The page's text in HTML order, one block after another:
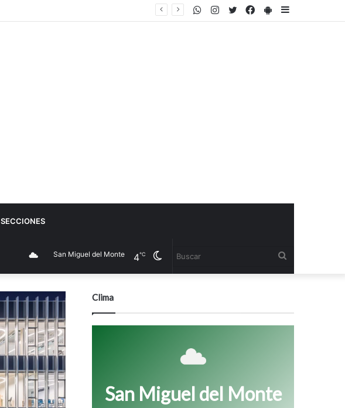
PlayStore
Facebook
Twitter
Instagram
WhatsApp
SECCIONES
Cambiar
San Miguel del Monte 4℃
Clima
San Miguel del Monte